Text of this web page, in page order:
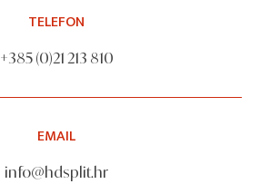
TELEFON
+385 (0)21 213 810
EMAIL
info@hdsplit.hr